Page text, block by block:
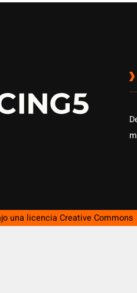
una licencia Creative Commons